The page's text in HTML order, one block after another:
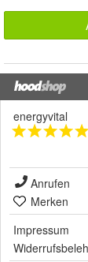
energyvital
Anrufen
Merken
Impressum